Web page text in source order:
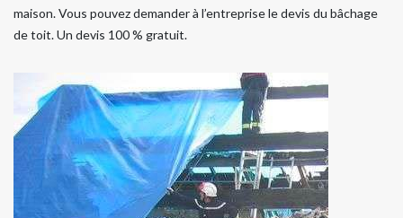
maison. Vous pouvez demander à l’entreprise le devis du bâchage
de toit. Un devis 100 % gratuit.